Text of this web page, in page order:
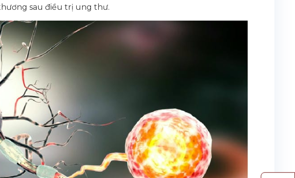
sau điều trị ung thư.